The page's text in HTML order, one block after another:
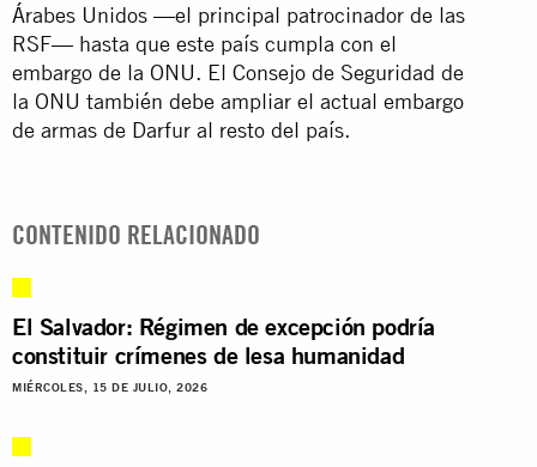
Árabes Unidos —el principal patrocinador de las
RSF— hasta que este país cumpla con el
embargo de la ONU. El Consejo de Seguridad de
la ONU también debe ampliar el actual embargo
de armas de Darfur al resto del país.
CONTENIDO RELACIONADO
El Salvador: Régimen de excepción podría
constituir crímenes de lesa humanidad
MIÉRCOLES, 15 DE JULIO, 2026